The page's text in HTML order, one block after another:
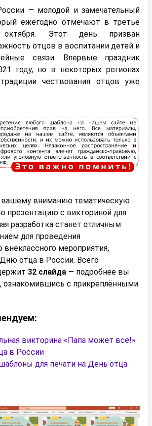
— молодой и замечательный
ежегодно отмечают в третье
октября. Этот день призван
отцов в воспитании детей и
связи. Впервые праздник
году, но в некоторых регионах
чествования отцов уже
вашему вниманию тематическую
презентацию с викториной для
разработка станет отличным
для проведения
внеклассного мероприятия,
отца в России. Всего
32 слайда — подробнее вы
ознакомившись с прикреплёнными
викторина «Папа может всё!»
в России
для печати на День отца